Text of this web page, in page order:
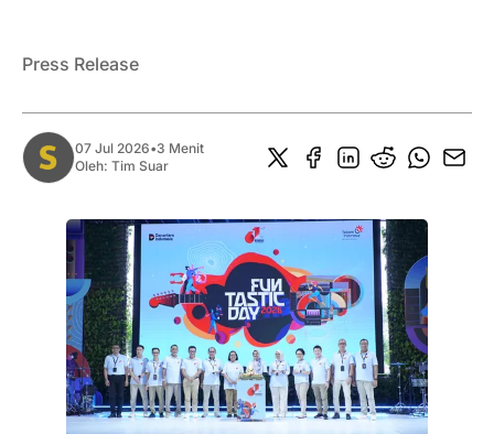
Press Release
07 Jul 2026•3 Menit
Oleh: Tim Suar